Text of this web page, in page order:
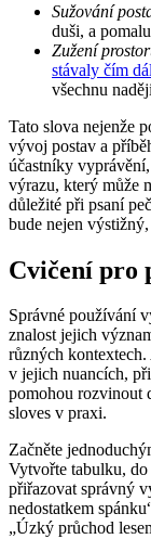
Sužování
duši, a
Zužení
stávaly čím
všechnu
Tato slova nejenže
vývoj postav a
účastníky
výrazu, který může
důležité při psaní
bude nejen
Cvičení pro
Správné používání
znalost jejich
různých
v jejich nuancích,
pomohou rozvinout
sloves v praxi.
Začněte
Vytvořte tabulku, do
přiřazovat správný
nedostatkem
„Úzký průchod